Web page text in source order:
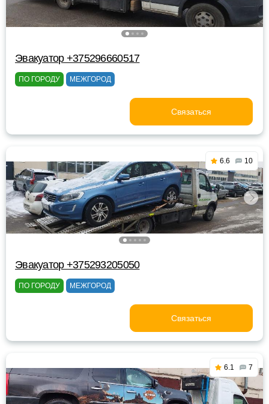
Эвакуатор +375296660517
ПО ГОРОДУ МЕЖГОРОД
Связаться
6.6 10
Эвакуатор +375293205050
ПО ГОРОДУ МЕЖГОРОД
Связаться
6.1 7